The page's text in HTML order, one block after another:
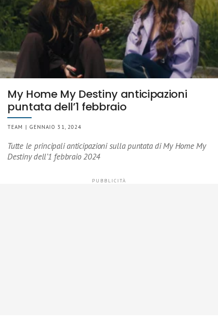
My Home My Destiny anticipazioni
puntata dell’1 febbraio
TEAM | GENNAIO 31, 2024
Tutte le principali anticipazioni sulla puntata di My Home My
Destiny dell’1 febbraio 2024